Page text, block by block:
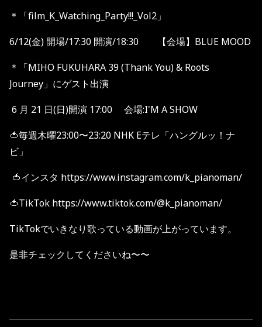
＊「film_K_Watching_Party!!!_Vol2」
6/12(金) 開場/17:30 開演/18:30 【会場】BLUE MOOD
＊「MIHO FUKUHARA 39 (Thank You) & Roots
Journey」にゲスト出演
6 月 21 日(日)開演 17:00 会場:I'M A SHOW
🍅毎週木曜23:00〜23:20 NHK Eテレ「ハングルッ！ナ
ビ」
🍅インスタ https://www.instagram.com/k_pianoman/
🍅TikTok https://www.tiktok.com/@k_pianoman/
TikTokでいきなり歌っている動画が上がっています。
是非チェックしてくださいね〜〜